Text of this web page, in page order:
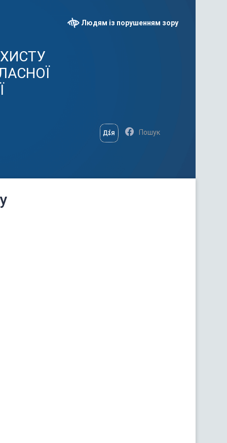
Людям із порушенням зору